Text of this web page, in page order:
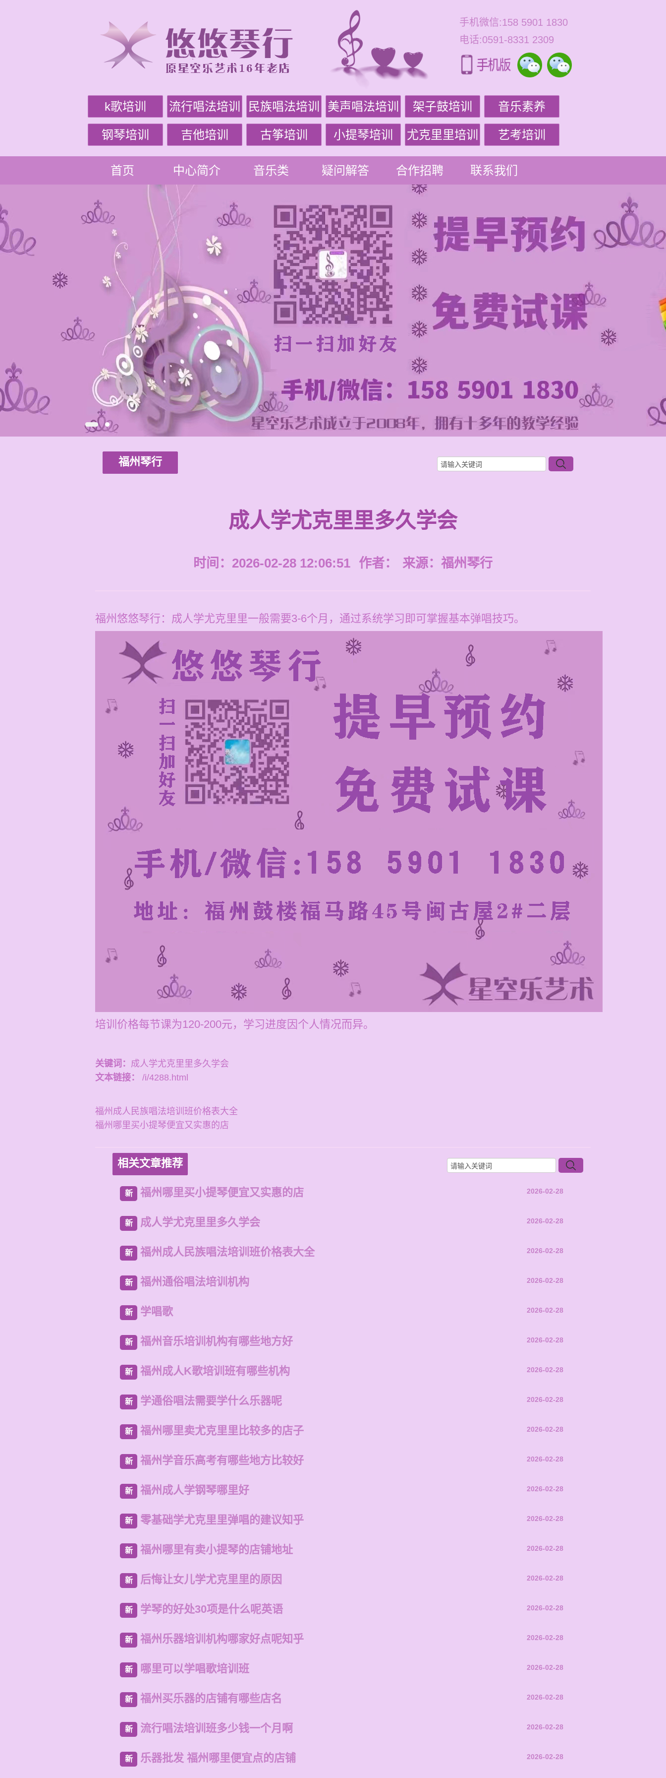
手机微信:158 5901 1830
电话:0591-8331 2309
k歌培训 流行唱法培训 民族唱法培训 美声唱法培训 架子鼓培训 音乐素养
钢琴培训 吉他培训 古筝培训 小提琴培训 尤克里里培训 艺考培训
首页 中心简介 音乐类 疑问解答 合作招聘 联系我们
福州琴行
成人学尤克里里多久学会
时间：2026-02-28 12:06:51 作者： 来源： 福州琴行
福州悠悠琴行：成人学尤克里里一般需要3-6个月，通过系统学习即可掌握基本弹唱技巧。
培训价格每节课为120-200元，学习进度因个人情况而异。
关键词： 成人学尤克里里多久学会
文本链接：
/i/4288.html
福州成人民族唱法培训班价格表大全
福州哪里买小提琴便宜又实惠的店
相关文章推荐
新 福州哪里买小提琴便宜又实惠的店 2026-02-28
新 成人学尤克里里多久学会 2026-02-28
新 福州成人民族唱法培训班价格表大全 2026-02-28
新 福州通俗唱法培训机构 2026-02-28
新 学唱歌 2026-02-28
新 福州音乐培训机构有哪些地方好 2026-02-28
新 福州成人K歌培训班有哪些机构 2026-02-28
新 学通俗唱法需要学什么乐器呢 2026-02-28
新 福州哪里卖尤克里里比较多的店子 2026-02-28
新 福州学音乐高考有哪些地方比较好 2026-02-28
新 福州成人学钢琴哪里好 2026-02-28
新 零基础学尤克里里弹唱的建议知乎 2026-02-28
新 福州哪里有卖小提琴的店铺地址 2026-02-28
新 后悔让女儿学尤克里里的原因 2026-02-28
新 学琴的好处30项是什么呢英语 2026-02-28
新 福州乐器培训机构哪家好点呢知乎 2026-02-28
新 哪里可以学唱歌培训班 2026-02-28
新 福州买乐器的店铺有哪些店名 2026-02-28
新 流行唱法培训班多少钱一个月啊 2026-02-28
新 乐器批发 福州哪里便宜点的店铺 2026-02-28